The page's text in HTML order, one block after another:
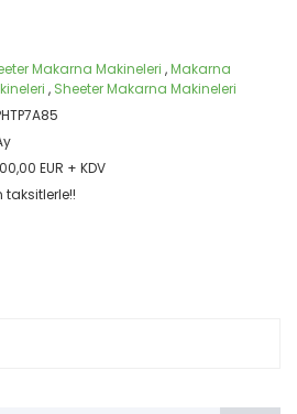
Makarna Makineleri ,Makarna
, Sheeter Makarna Makineleri
EUR + KDV
taksitlerle!!